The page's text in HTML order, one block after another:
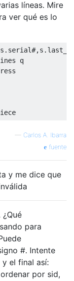
líneas. Mire
ver qué es lo
s . serial#,s .
— Carlos A. Ibarra
fuente
y me dice que
para
#. Intente
el final así:
por sid,